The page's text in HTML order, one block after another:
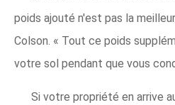
poids ajouté n'est pas la
Colson. « Tout ce poids
votre sol pendant que vous
Si votre propriété en arrive